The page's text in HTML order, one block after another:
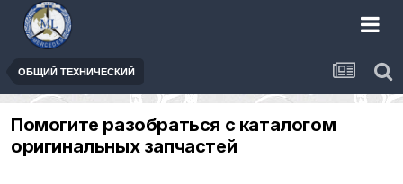
ОБЩИЙ ТЕХНИЧЕСКИЙ
Помогите разобраться с каталогом
оригинальных запчастей